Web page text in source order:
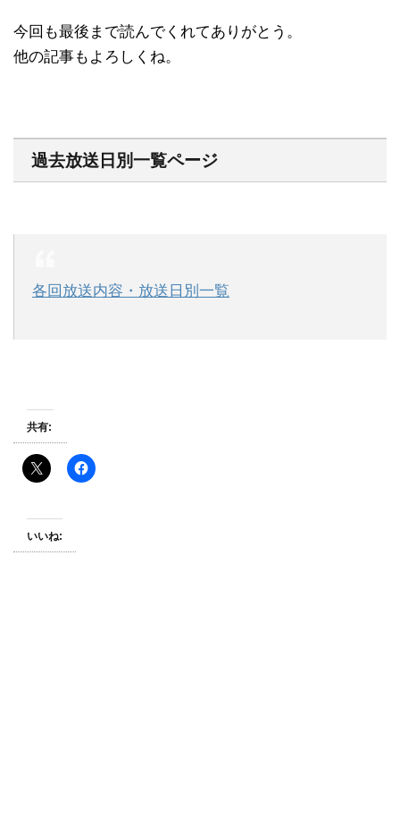
今回も最後まで読んでくれてありがとう。
他の記事もよろしくね。
過去放送日別一覧ページ
各回放送内容・放送日別一覧
共有:
いいね: